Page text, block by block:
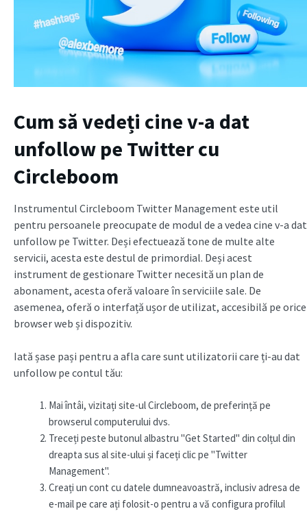
Cum să vedeți cine v-a dat
unfollow pe Twitter cu
Circleboom
Instrumentul Circleboom Twitter Management este util
pentru persoanele preocupate de modul de a vedea cine v-a dat
unfollow pe Twitter. Deși efectuează tone de multe alte
servicii, acesta este destul de primordial. Deși acest
instrument de gestionare Twitter necesită un plan de
abonament, acesta oferă valoare în serviciile sale. De
asemenea, oferă o interfață ușor de utilizat, accesibilă pe orice
browser web și dispozitiv.
Iată șase pași pentru a afla care sunt utilizatorii care ți-au dat
unfollow pe contul tău:
Mai întâi, vizitați site-ul Circleboom, de preferință pe
browserul computerului dvs.
Treceți peste butonul albastru "Get Started" din colțul din
dreapta sus al site-ului și faceți clic pe "Twitter
Management".
Creați un cont cu datele dumneavoastră, inclusiv adresa de
e-mail pe care ați folosit-o pentru a vă configura profilul